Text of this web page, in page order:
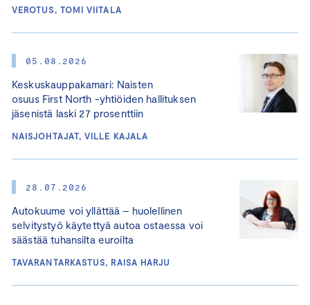
VEROTUS, TOMI VIITALA
05.08.2026
Keskuskauppakamari: Naisten
osuus First North -yhtiöiden hallituksen
jäsenistä laski 27 prosenttiin
NAISJOHTAJAT, VILLE KAJALA
28.07.2026
Autokuume voi yllättää – huolellinen
selvitystyö käytettyä autoa ostaessa voi
säästää tuhansilta euroilta
TAVARANTARKASTUS, RAISA HARJU